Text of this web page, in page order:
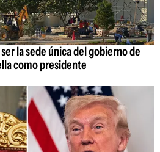
la sede única del gobierno de
como presidente